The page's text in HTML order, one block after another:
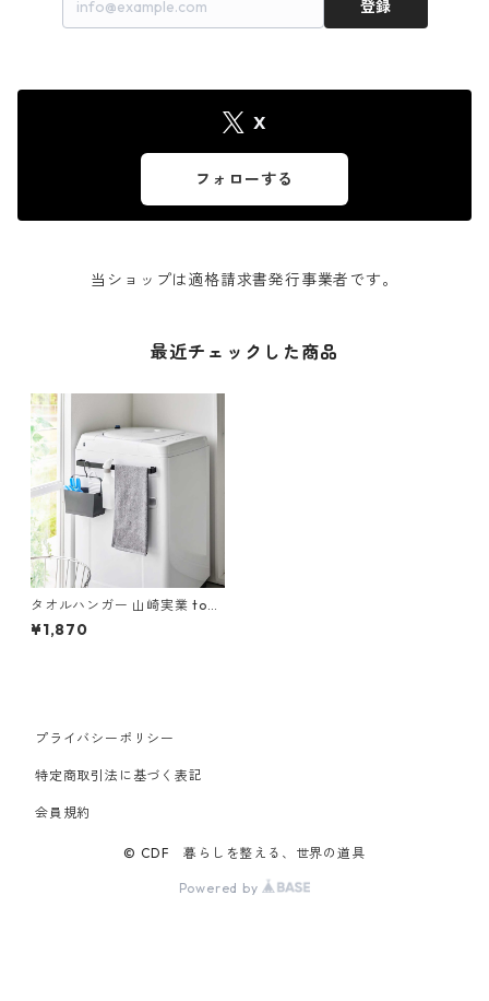
登録
X
フォローする
当ショップは適格請求書発行事業者です。
最近チェックした商品
タオルハンガー 山崎実業 tow
er タワー フィルムシートタオ
ルハンガー W43 10024 ブラ
¥1,870
プライバシーポリシー
特定商取引法に基づく表記
会員規約
© CDF 暮らしを整える、世界の道具
Powered by